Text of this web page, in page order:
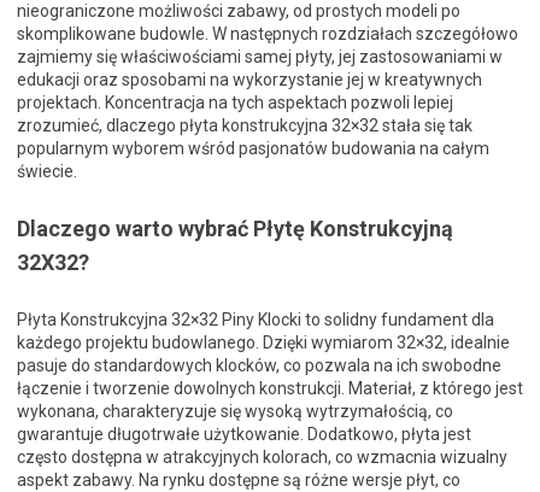
nieograniczone możliwości zabawy, od prostych modeli po
skomplikowane budowle. W następnych rozdziałach szczegółowo
zajmiemy się właściwościami samej płyty, jej zastosowaniami w
edukacji oraz sposobami na wykorzystanie jej w kreatywnych
projektach. Koncentracja na tych aspektach pozwoli lepiej
zrozumieć, dlaczego płyta konstrukcyjna 32×32 stała się tak
popularnym wyborem wśród pasjonatów budowania na całym
świecie.
Dlaczego warto wybrać Płytę Konstrukcyjną
32X32?
Płyta Konstrukcyjna 32×32 Piny Klocki to solidny fundament dla
każdego projektu budowlanego. Dzięki wymiarom 32×32, idealnie
pasuje do standardowych klocków, co pozwala na ich swobodne
łączenie i tworzenie dowolnych konstrukcji. Materiał, z którego jest
wykonana, charakteryzuje się wysoką wytrzymałością, co
gwarantuje długotrwałe użytkowanie. Dodatkowo, płyta jest
często dostępna w atrakcyjnych kolorach, co wzmacnia wizualny
aspekt zabawy. Na rynku dostępne są różne wersje płyt, co